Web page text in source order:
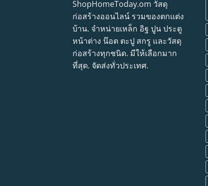
ShopHomeToday.om วัสดุ
ก่อสร้างออนไลน์ รวมของตกแต่ง
บ้าน. จำหน่ายเหล็ก อิฐ ปูน ประตู
หน้าต่าง น๊อต ตะปู สกรู และวัสดุ
ก่อสร้างทุกชนิด. มีให้เลือกมาก
ที่สุด. จัดส่งทั่วประเทศ.